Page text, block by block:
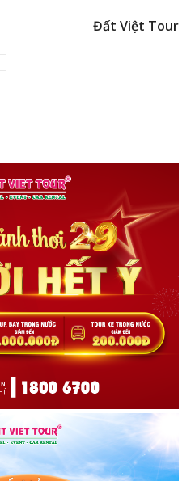
Đất Việt Tour